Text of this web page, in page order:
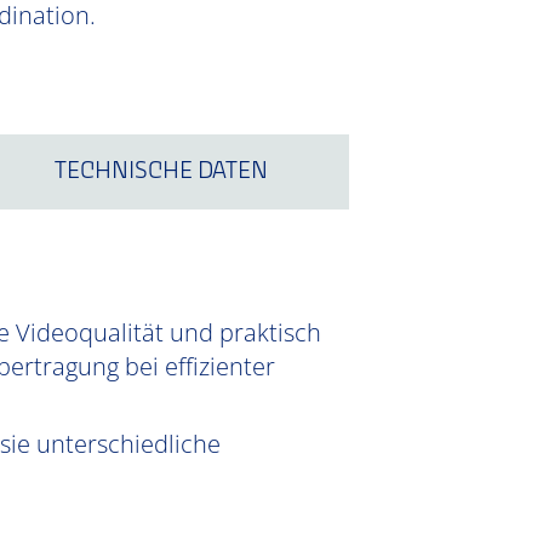
TECHNISCHE DATEN
Videoqualität und praktisch
bei effizienter
unterschiedliche